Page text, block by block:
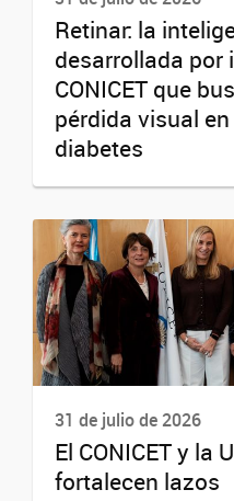
Retinar: la
desarrollada por
CONICET que
pérdida visual
diabetes
31 de julio de 2026
El CONICET y la
fortalecen lazos